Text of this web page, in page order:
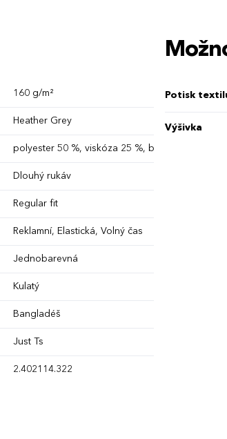
160 g/m²
Heather Grey
polyester 50 %, viskóza 25 %, bavlna 25 %
Dlouhý rukáv
Regular fit
Reklamní, Elastická, Volný čas
Jednobarevná
Kulatý
Bangladéš
Just Ts
2.402114.322
Potisk
Výšivka